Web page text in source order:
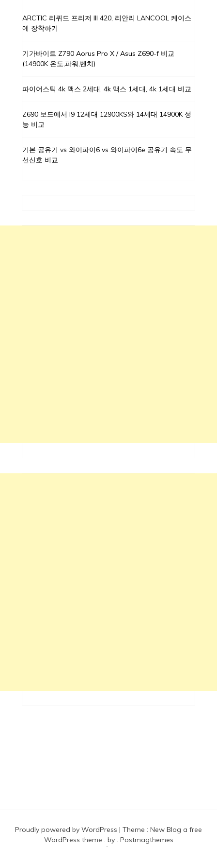
ARCTIC 리퀴드 프리저 III 420, 리안리 LANCOOL 케이스
에 장착하기
기가바이트 Z790 Aorus Pro X / Asus Z690-f 비교
(14900K 온도,파워,벤치)
파이어스틱 4k 맥스 2세대, 4k 맥스 1세대, 4k 1세대 비교
Z690 보드에서 I9 12세대 12900KS와 14세대 14900K 성
능 비교
기본 공유기 vs 와이파이6 vs 와이파이6e 공유기 속도 무
선신호 비교
Proudly powered by WordPress | Theme : New Blog a free
WordPress theme : by : Postmagthemes